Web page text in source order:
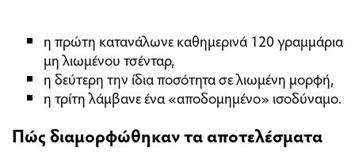
η πρώτη κατανάλωνε καθημερινά 120 γραμμάρια
μη λιωμένου τσένταρ,
η δεύτερη την ίδια ποσότητα σε λιωμένη μορφή,
η τρίτη λάμβανε ένα «αποδομημένο» ισοδύναμο.
Πώς διαμορφώθηκαν τα αποτελέσματα